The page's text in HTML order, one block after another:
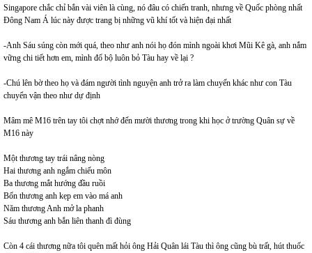
Singapore chắc chỉ bắn vài viên là cùng, nó đâu có chiến tranh, nhưng về Quốc phòng nhất
Đông Nam Á lúc này được trang bị những vũ khí tốt và hiện đại nhất
-Anh Sáu súng còn mới quá, theo như anh nói họ đón mình ngoài khơi Mũi Kê gà, anh nắm
vững chi tiết hơn em, mình đổ bộ luôn bỏ Tàu hay về lại ?
-Chú lên bờ theo họ và đám người tình nguyện anh trở ra làm chuyến khác như con Tàu
chuyển vận theo như dự định
Mâm mê M16 trên tay tôi chợt nhớ đến mười thương trong khi học ở trường Quân sự về
M16 này
Một thương tay trái nâng nòng
Hai thương anh ngắm chiếu môn
Ba thương mắt hướng đầu ruồi
Bốn thương anh kẹp em vào má anh
Năm thương Anh mở la phanh
Sáu thương anh bắn liên thanh đì đùng
Còn 4 cái thương nữa tôi quên mất hỏi ông Hải Quân lái Tàu thì ông cũng bù trất, hút thuốc